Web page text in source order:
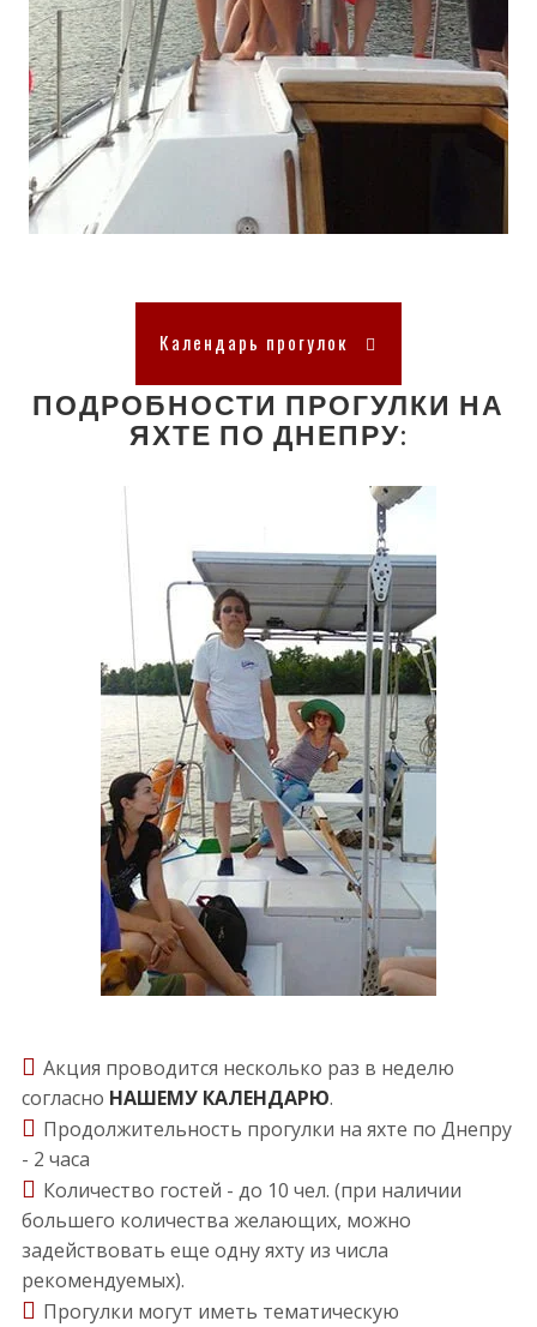
Календарь прогулок
ПОДРОБНОСТИ ПРОГУЛКИ НА
ЯХТЕ ПО ДНЕПРУ:
Акция проводится несколько раз в неделю
согласно НАШЕМУ КАЛЕНДАРЮ.
Продолжительность прогулки на яхте по Днепру
- 2 часа
Количество гостей - до 10 чел. (при наличии
большего количества желающих, можно
задействовать еще одну яхту из числа
рекомендуемых).
Прогулки могут иметь тематическую